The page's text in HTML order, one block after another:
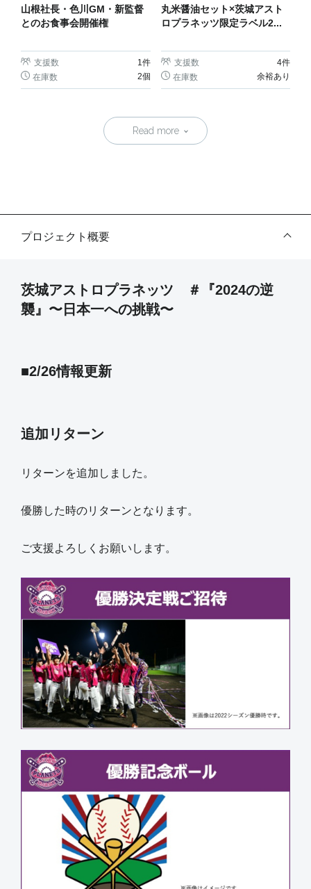
山根社長・色川GM・新監督
とのお食事会開催権
支援数 1件
在庫数
2個
丸米醤油セット×茨城アスト
ロプラネッツ限定ラベル2...
支援数 4件
在庫数
余裕あり
Read more
プロジェクト概要
茨城アストロプラネッツ ＃『2024の逆
襲』〜日本一への挑戦〜
■2/26情報更新
追加リターン
リターンを追加しました。
優勝した時のリターンとなります。
ご支援よろしくお願いします。